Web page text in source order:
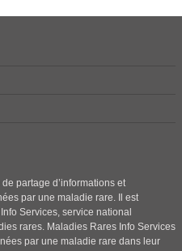
partage d’informations et
par une maladie rare. Il est
Services, service national
rares. Maladies Rares Info Services
par une maladie rare dans leur